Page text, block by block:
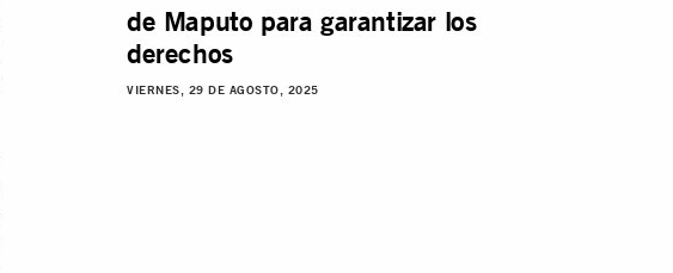
de Maputo para garantizar los
derechos
VIERNES, 29 DE AGOSTO, 2025